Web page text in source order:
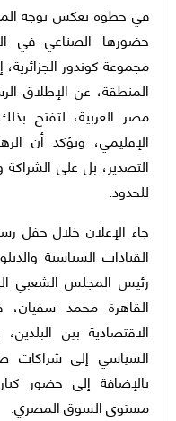
في خطوة تعكس توجه
حضورها الصناعي في
مجموعة كوندور
المنطقة، عن الإطلاق
مصر العربية، لتفتح
الإقليمي، وتؤكد أن
التصدير، بل على الشراكة
للحدود.
جاء الإعلان خلال حفل
القيادات السياسية
رئيس المجلس الشعبي
القاهرة محمد
الاقتصادية بين
السياسي إلى شراكات
بالإضافة إلى حضور
مستوى السوق المصري.